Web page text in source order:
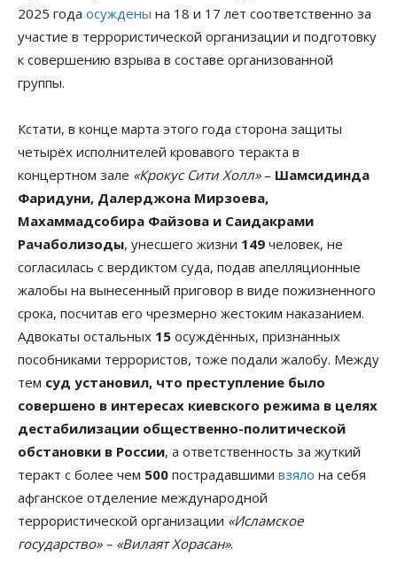
2025 года осуждены на 18 и 17 лет соответственно за
участие в террористической организации и подготовку
к совершению взрыва в составе организованной
группы.
Кстати, в конце марта этого года сторона защиты
четырёх исполнителей кровавого теракта в
концертном зале «Крокус Сити Холл»– Шамсидинда
Фаридуни, Далерджона Мирзоева,
Махаммадсобира Файзова и Саидакрами
Рачаболизоды, унесшего жизни 149 человек, не
согласилась с вердиктом суда, подав апелляционные
жалобы на вынесенный приговор в виде пожизненного
срока, посчитав его чрезмерно жестоким наказанием.
Адвокаты остальных 15 осуждённых, признанных
пособниками террористов, тоже подали жалобу. Между
тем суд установил, что преступление было
совершено в интересах киевского режима в целях
дестабилизации общественно-политической
обстановки в России, а ответственность за жуткий
теракт с более чем 500 пострадавшими взяло на себя
афганское отделение международной
террористической организации «Исламское
государство» – «Вилаят Хорасан».